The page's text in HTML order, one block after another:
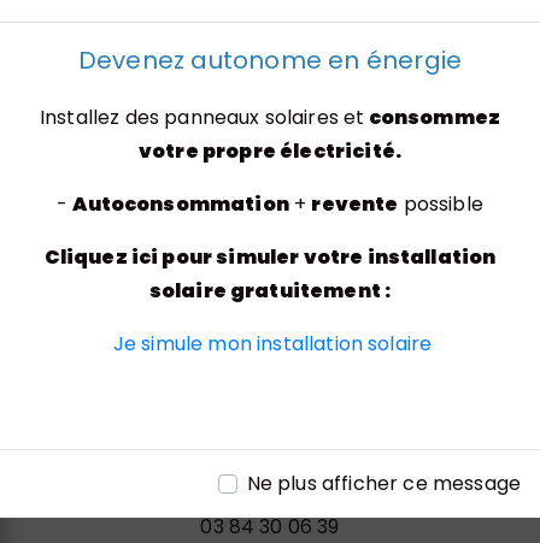
Devenez autonome en énergie
Installez des panneaux solaires et consommez
votre propre électricité.
-Autoconsommation+ revente possible
Cliquez ici pour simuler votre installation
solaire gratuitement :
Je simule mon installation solaire
Ne plus afficher ce message
Adresse
Rue de l'Entreprise, 70200 Lure
Téléphone
03 84 30 06 39